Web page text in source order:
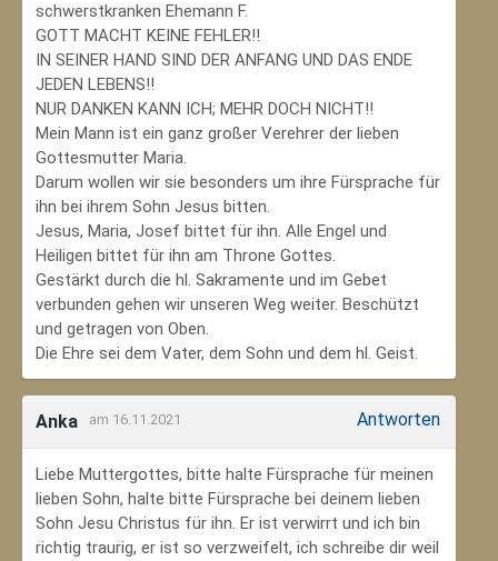
schwerstkranken Ehemann F.
GOTT MACHT KEINE FEHLER!!
IN SEINER HAND SIND DER ANFANG UND DAS ENDE
JEDEN LEBENS!!
NUR DANKEN KANN ICH; MEHR DOCH NICHT!!
Mein Mann ist ein ganz großer Verehrer der lieben
Gottesmutter Maria.
Darum wollen wir sie besonders um ihre Fürsprache für
ihn bei ihrem Sohn Jesus bitten.
Jesus, Maria, Josef bittet für ihn. Alle Engel und
Heiligen bittet für ihn am Throne Gottes.
Gestärkt durch die hl. Sakramente und im Gebet
verbunden gehen wir unseren Weg weiter. Beschützt
und getragen von Oben.
Die Ehre sei dem Vater, dem Sohn und dem hl. Geist.
Anka am 16.11.2021 Antworten
Liebe Muttergottes, bitte halte Fürsprache für meinen
lieben Sohn, halte bitte Fürsprache bei deinem lieben
Sohn Jesu Christus für ihn. Er ist verwirrt und ich bin
richtig traurig, er ist so verzweifelt, ich schreibe dir weil